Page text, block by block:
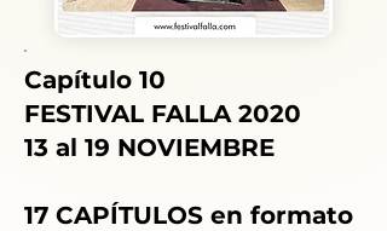
Capítulo 10
FESTIVAL FALLA 2020
13 al 19 NOVIEMBRE
17 CAPÍTULOS en formato